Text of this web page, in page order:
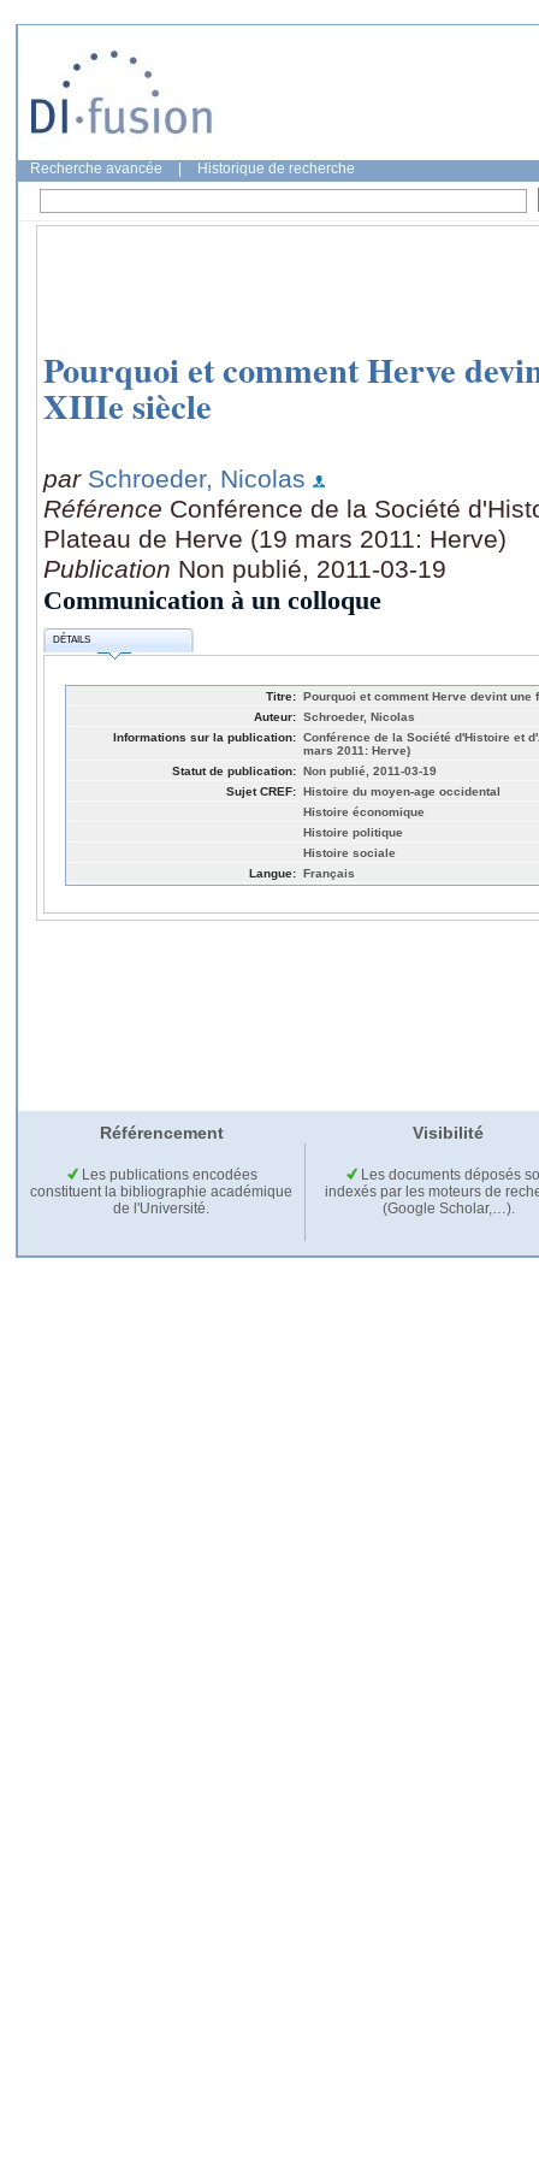
Recherche avancée Historique de recherche
Pourquoi et comment Herve
XIIIe siècle
par Schroeder, Nicolas
Référence Conférence de la Société
Plateau de Herve (19 mars 2011: Herve)
Publication Non publié, 2011-03-19
Communication à un colloque
DÉTAILS
Titre: Pourquoi et comment Herve devint une
Auteur: Schroeder, Nicolas
Informations sur la publication: Conférence de la Société d'Histoire et
mars 2011: Herve)
Statut de publication: Non publié, 2011-03-19
Sujet CREF: Histoire du moyen-age occidental
Histoire économique
Histoire politique
Histoire sociale
Langue: Français
Référencement Visibilité
Les publications encodées
constituent la bibliographie académique
de l'Université.
Les documents déposés
indexés par les moteurs de
(Google Scholar,…).